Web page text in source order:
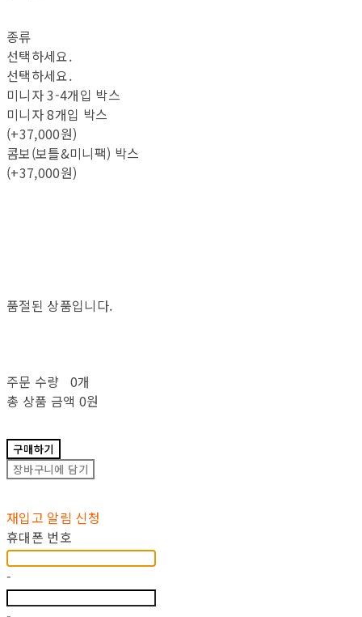
종류
선택하세요.
선택하세요.
미니자 3-4개입 박스
미니자 8개입 박스
(+37,000원)
콤보(보틀&미니팩) 박스
(+37,000원)
품절된 상품입니다.
주문 수량
0개
총 상품 금액 0원
구매하기
장바구니에 담기
재입고 알림 신청
휴대폰 번호
-